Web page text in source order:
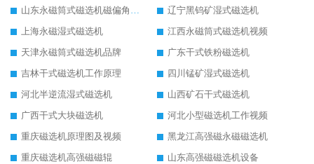
山东永磁筒式磁选机磁偏角怎么调整
辽宁黑钨矿湿式磁选机
上海永磁湿式磁选机
江西永磁筒式磁选机视频
天津永磁筒式磁选机品牌
广东干式铁粉磁选机
吉林干式磁选机工作原理
四川锰矿湿式磁选机
河北半逆流湿式磁选机
山西矿石干式磁选机
广西干式大块磁选机
河北小型磁选机工作视频
重庆磁选机原理图及视频
黑龙江高强磁永磁磁选机
重庆磁选机高强磁磁辊
山东高强磁磁选机设备